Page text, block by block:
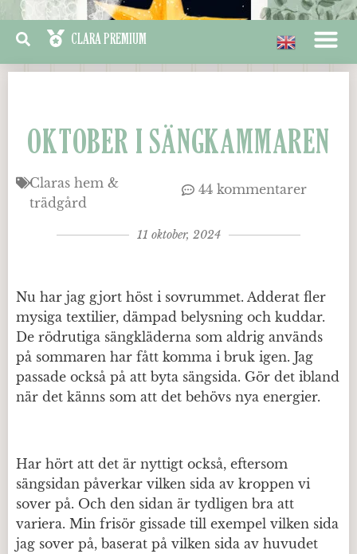
OKTOBER I SÄNGKAMMAREN
Claras hem &
trädgård
44 kommentarer
11 oktober, 2024
Nu har jag gjort höst i sovrummet. Adderat fler
mysiga textilier, dämpad belysning och kuddar.
De rödrutiga sängkläderna som aldrig används
på sommaren har fått komma i bruk igen. Jag
passade också på att byta sängsida. Gör det ibland
när det känns som att det behövs nya energier.
Har hört att det är nyttigt också, eftersom
sängsidan påverkar vilken sida av kroppen vi
sover på. Och den sidan är tydligen bra att
variera. Min frisör gissade till exempel vilken sida
jag sover på, baserat på vilken sida av huvudet